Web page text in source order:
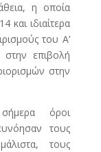
η οποία
και ιδιαίτερα
του Α’
επιβολή
στην
όροι
τους
τους